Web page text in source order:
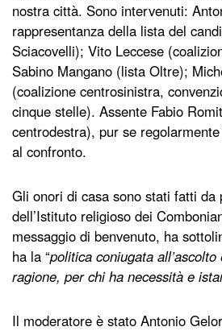
nostra città. Sono intervenuti:
rappresentanza della lista del
Sciacovelli); Vito Leccese
Sabino Mangano (lista Oltre);
(coalizione centrosinistra,
cinque stelle). Assente Fabio
centrodestra), pur se
al confronto.
Gli onori di casa sono stati fatti da
dell’Istituto religioso dei
messaggio di benvenuto, ha
ha la “politica coniugata
ragione, per chi ha necessità e
Il moderatore è stato Antonio